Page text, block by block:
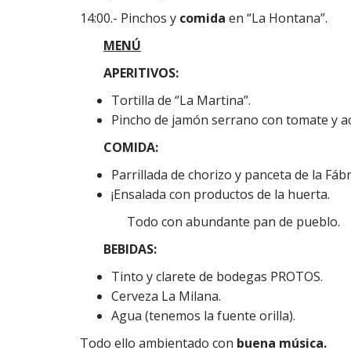
14:00.- Pinchos y comida en “La Hontana”.
MENÚ
APERITIVOS:
Tortilla de “La Martina”.
Pincho de jamón serrano con tomate y
COMIDA:
Parrillada de chorizo y panceta de la
¡Ensalada con productos de la huerta.
Todo con abundante pan de pueblo.
BEBIDAS:
Tinto y clarete de bodegas PROTOS.
Cerveza La Milana.
Agua (tenemos la fuente orilla).
Todo ello ambientado con buena música.